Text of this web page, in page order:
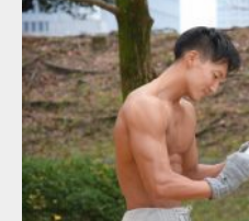
Update:
Category:公園のマッチョ その他
肩
ダウンロード